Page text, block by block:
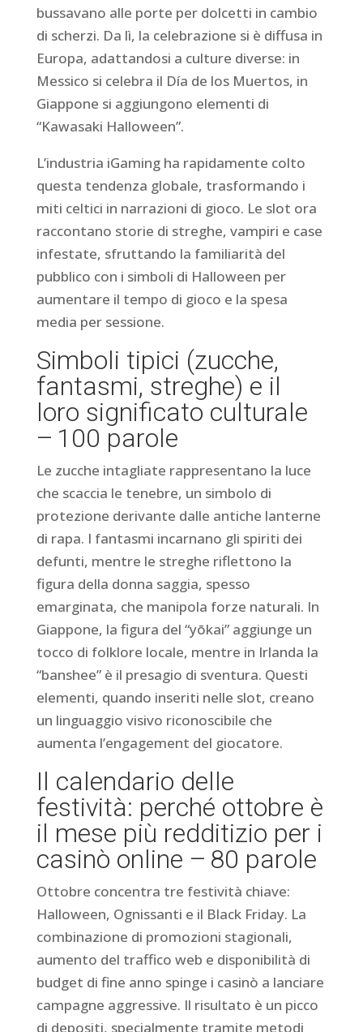
bussavano alle porte per dolcetti in cambio
di scherzi. Da lì, la celebrazione si è diffusa in
Europa, adattandosi a culture diverse: in
Messico si celebra il Día de los Muertos, in
Giappone si aggiungono elementi di
“Kawasaki Halloween”.
L’industria iGaming ha rapidamente colto
questa tendenza globale, trasformando i
miti celtici in narrazioni di gioco. Le slot ora
raccontano storie di streghe, vampiri e case
infestate, sfruttando la familiarità del
pubblico con i simboli di Halloween per
aumentare il tempo di gioco e la spesa
media per sessione.
Simboli tipici (zucche,
fantasmi, streghe) e il
loro significato culturale
– 100 parole
Le zucche intagliate rappresentano la luce
che scaccia le tenebre, un simbolo di
protezione derivante dalle antiche lanterne
di rapa. I fantasmi incarnano gli spiriti dei
defunti, mentre le streghe riflettono la
figura della donna saggia, spesso
emarginata, che manipola forze naturali. In
Giappone, la figura del “yōkai” aggiunge un
tocco di folklore locale, mentre in Irlanda la
“banshee” è il presagio di sventura. Questi
elementi, quando inseriti nelle slot, creano
un linguaggio visivo riconoscibile che
aumenta l’engagement del giocatore.
Il calendario delle
festività: perché ottobre è
il mese più redditizio per i
casinò online – 80 parole
Ottobre concentra tre festività chiave:
Halloween, Ognissanti e il Black Friday. La
combinazione di promozioni stagionali,
aumento del traffico web e disponibilità di
budget di fine anno spinge i casinò a lanciare
campagne aggressive. Il risultato è un picco
di depositi, specialmente tramite metodi